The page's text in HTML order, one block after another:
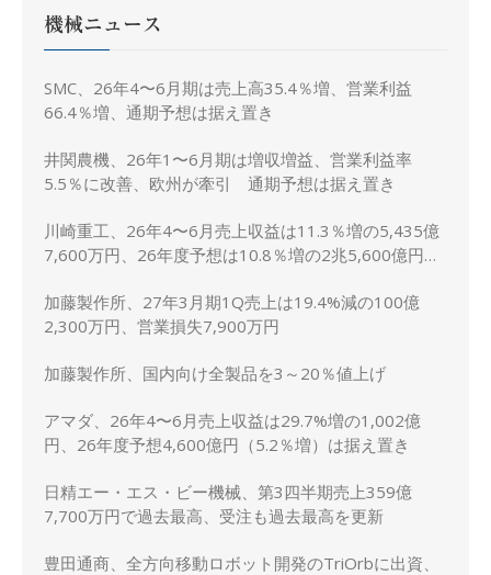
機械ニュース
SMC、26年4〜6月期は売上高35.4％増、営業利益
66.4％増、通期予想は据え置き
井関農機、26年1〜6月期は増収増益、営業利益率
5.5％に改善、欧州が牽引 通期予想は据え置き
川崎重工、26年4〜6月売上収益は11.3％増の5,435億
7,600万円、26年度予想は10.8％増の2兆5,600億円に
加藤製作所、27年3月期1Q売上は19.4%減の100億
2,300万円、営業損失7,900万円
加藤製作所、国内向け全製品を3～20％値上げ
アマダ、26年4〜6月売上収益は29.7%増の1,002億
円、26年度予想4,600億円（5.2％増）は据え置き
日精エー・エス・ビー機械、第3四半期売上359億
7,700万円で過去最高、受注も過去最高を更新
豊田通商、全方向移動ロボット開発のTriOrbに出資、